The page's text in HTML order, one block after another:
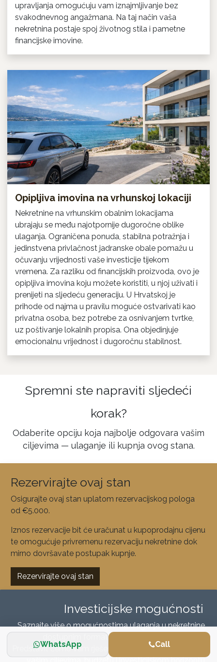
WhatsApp Call
upravljanja omogućuju vam iznajmljivanje bez
svakodnevnog angažmana. Na taj način vaša
nekretnina postaje spoj životnog stila i pametne
financijske imovine.
Opipljiva imovina na vrhunskoj lokaciji
Nekretnine na vrhunskim obalnim lokacijama
ubrajaju se među najotpornije dugoročne oblike
ulaganja. Ograničena ponuda, stabilna potražnja i
jedinstvena privlačnost jadranske obale pomažu u
očuvanju vrijednosti vaše investicije tijekom
vremena. Za razliku od financijskih proizvoda, ovo je
opipljiva imovina koju možete koristiti, u njoj uživati i
prenijeti na sljedeću generaciju. U Hrvatskoj je
prihode od najma u pravilu moguće ostvarivati kao
privatna osoba, bez potrebe za osnivanjem tvrtke,
uz poštivanje lokalnih propisa. Ona objedinjuje
emocionalnu vrijednost i dugoročnu stabilnost.
Spremni ste napraviti sljedeći
korak?
Odaberite opciju koja najbolje odgovara vašim
ciljevima — ulaganje ili kupnja ovog stana.
Rezervirajte ovaj stan
Osigurajte ovaj stan uplatom rezervacijskog pologa
od €5.000.
Iznos rezervacije bit će uračunat u kupoprodajnu cijenu
te omogućuje privremenu rezervaciju nekretnine dok
mirno dovršavate postupak kupnje.
Rezervirajte ovaj stan
Investicijske mogućnosti
Saznajte više o mogućnostima ulaganja u nekretnine,
dostupnim formatima i načinima sudjelovanja.
Predstavit ćemo vam rješenja koja najbolje odgovaraju